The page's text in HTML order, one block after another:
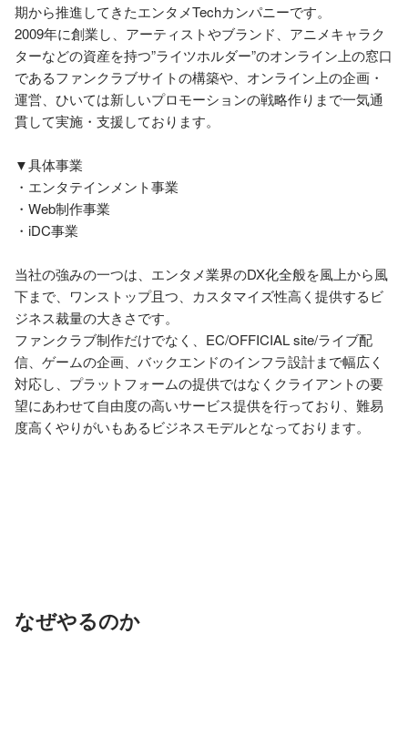
期から推進してきたエンタメTechカンパニーです。
2009年に創業し、アーティストやブランド、アニメキャラク
ターなどの資産を持つ”ライツホルダー”のオンライン上の窓口
であるファンクラブサイトの構築や、オンライン上の企画・
運営、ひいては新しいプロモーションの戦略作りまで一気通
貫して実施・支援しております。
▼具体事業
・エンタテインメント事業
・Web制作事業
・iDC事業
当社の強みの一つは、エンタメ業界のDX化全般を風上から風
下まで、ワンストップ且つ、カスタマイズ性高く提供するビ
ジネス裁量の大きさです。
ファンクラブ制作だけでなく、EC/OFFICIAL site/ライブ配
信、ゲームの企画、バックエンドのインフラ設計まで幅広く
対応し、プラットフォームの提供ではなくクライアントの要
望にあわせて自由度の高いサービス提供を行っており、難易
度高くやりがいもあるビジネスモデルとなっております。
なぜやるのか